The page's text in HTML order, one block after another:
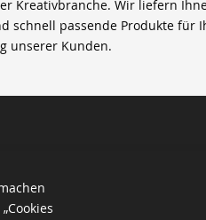
Kreativbranche. Wir liefern
schnell passende Produkte für
unserer Kunden.